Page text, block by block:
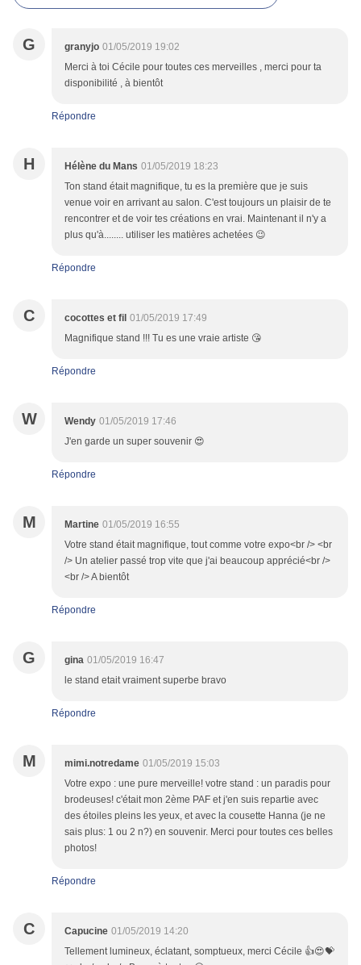
G granyjo 01/05/2019 19:02
Merci à toi Cécile pour toutes ces merveilles , merci pour ta
disponibilité , à bientôt
Répondre
H Hélène du Mans 01/05/2019 18:23
Ton stand était magnifique, tu es la première que je suis
venue voir en arrivant au salon. C'est toujours un plaisir de te
rencontrer et de voir tes créations en vrai. Maintenant il n'y a
plus qu'à........ utiliser les matières achetées 😉
Répondre
C cocottes et fil 01/05/2019 17:49
Magnifique stand !!! Tu es une vraie artiste 😘
Répondre
W Wendy 01/05/2019 17:46
J'en garde un super souvenir 😍
Répondre
M Martine 01/05/2019 16:55
Votre stand était magnifique, tout comme votre expo<br /> <br
/> Un atelier passé trop vite que j'ai beaucoup apprécié<br />
<br /> A bientôt
Répondre
G gina 01/05/2019 16:47
le stand etait vraiment superbe bravo
Répondre
M mimi.notredame 01/05/2019 15:03
Votre expo : une pure merveille! votre stand : un paradis pour
brodeuses! c'était mon 2ème PAF et j'en suis repartie avec
des étoiles pleins les yeux, et avec la cousette Hanna (je ne
sais plus: 1 ou 2 n?) en souvenir. Merci pour toutes ces belles
photos!
Répondre
C Capucine 01/05/2019 14:20
Tellement lumineux, éclatant, somptueux, merci Cécile 👍😍💝